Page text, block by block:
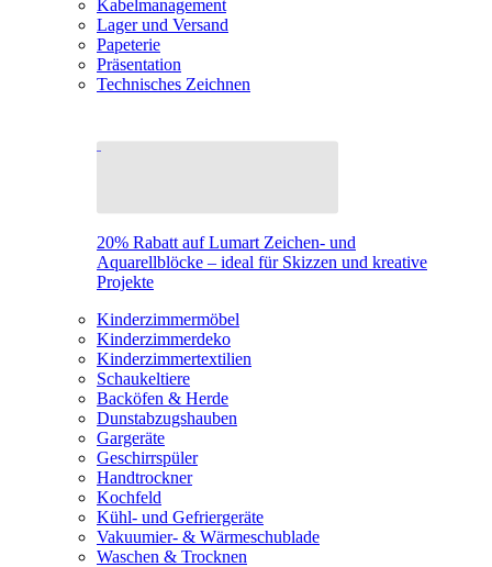
Kabelmanagement
Lager und Versand
Papeterie
Präsentation
Technisches Zeichnen
20% Rabatt auf Lumart Zeichen- und
Aquarellblöcke – ideal für Skizzen und kreative
Projekte
Kinderzimmermöbel
Kinderzimmerdeko
Kinderzimmertextilien
Schaukeltiere
Backöfen & Herde
Dunstabzugshauben
Gargeräte
Geschirrspüler
Handtrockner
Kochfeld
Kühl- und Gefriergeräte
Vakuumier- & Wärmeschublade
Waschen & Trocknen